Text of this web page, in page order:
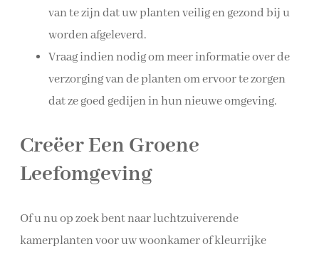
van te zijn dat uw planten veilig en gezond bij u
worden afgeleverd.
Vraag indien nodig om meer informatie over de
verzorging van de planten om ervoor te zorgen
dat ze goed gedijen in hun nieuwe omgeving.
Creëer Een Groene
Leefomgeving
Of u nu op zoek bent naar luchtzuiverende
kamerplanten voor uw woonkamer of kleurrijke